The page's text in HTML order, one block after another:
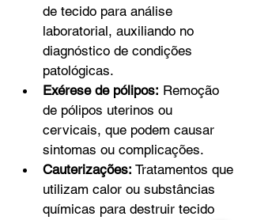
de tecido para análise
laboratorial, auxiliando no
diagnóstico de condições
patológicas.
Exérese de pólipos: Remoção
de pólipos uterinos ou
cervicais, que podem causar
sintomas ou complicações.
Cauterizações: Tratamentos que
utilizam calor ou substâncias
químicas para destruir tecido